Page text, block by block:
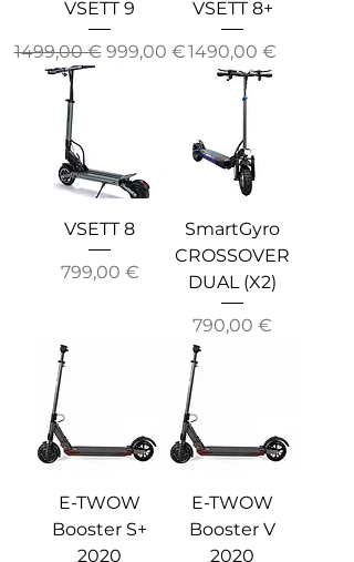
VSETT 9
Precio
1499,00 € Precio de oferta
999,00 €
VSETT 8+
Precio
1490,00 €
VSETT 8
Precio
799,00 €
SmartGyro
CROSSOVER
DUAL (X2)
Precio
790,00 €
E-TWOW
Booster S+
2020
E-TWOW
Booster V
2020